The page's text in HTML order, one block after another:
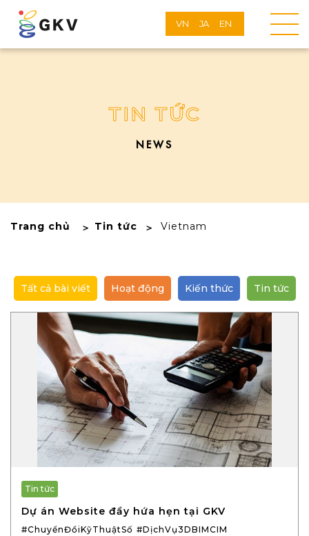
VN JA EN
TIN TỨC
NEWS
Trang chủ Tin tức Vietnam
Tất cả bài viết Hoạt động Kiến thức Tin tức
Tin tức
Dự án Website đầy hứa hẹn tại GKV
#ChuyểnĐổiKỹThuậtSố #DịchVụ3DBIMCIM